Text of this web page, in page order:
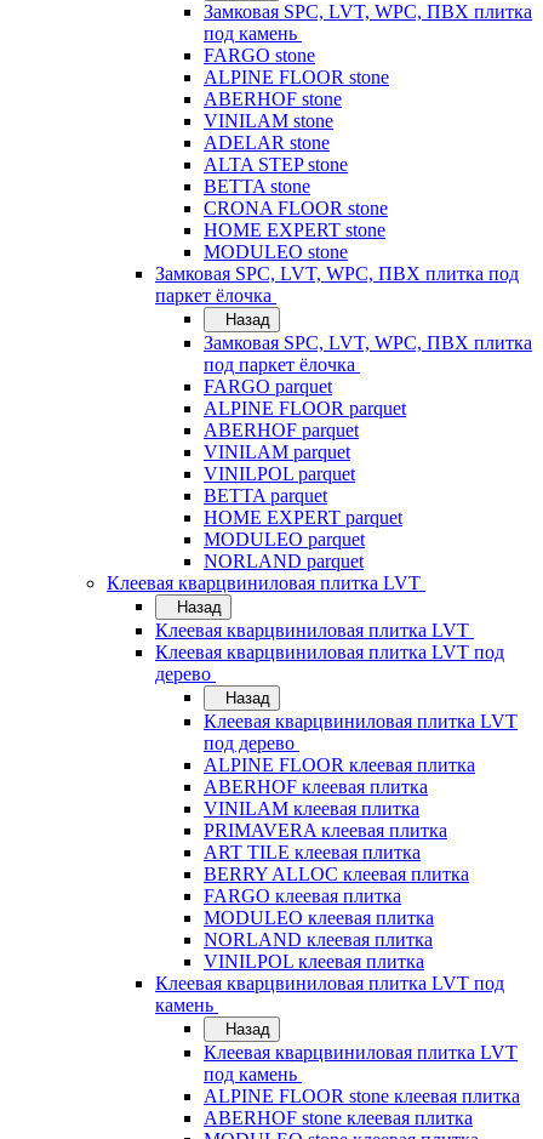
Замковая SPC, LVT, WPC, ПВХ плитка
под камень
FARGO stone
ALPINE FLOOR stone
ABERHOF stone
VINILAM stone
ADELAR stone
ALTA STEP stone
BETTA stone
CRONA FLOOR stone
HOME EXPERT stone
MODULEO stone
Замковая SPC, LVT, WPC, ПВХ плитка под
паркет ёлочка
Назад
Замковая SPC, LVT, WPC, ПВХ плитка
под паркет ёлочка
FARGO parquet
ALPINE FLOOR parquet
ABERHOF parquet
VINILAM parquet
VINILPOL parquet
BETTA parquet
HOME EXPERT parquet
MODULEO parquet
NORLAND parquet
Клеевая кварцвиниловая плитка LVT
Назад
Клеевая кварцвиниловая плитка LVT
Клеевая кварцвиниловая плитка LVT под
дерево
Назад
Клеевая кварцвиниловая плитка LVT
под дерево
ALPINE FLOOR клеевая плитка
ABERHOF клеевая плитка
VINILAM клеевая плитка
PRIMAVERA клеевая плитка
ART TILE клеевая плитка
BERRY ALLOC клеевая плитка
FARGO клеевая плитка
MODULEO клеевая плитка
NORLAND клеевая плитка
VINILPOL клеевая плитка
Клеевая кварцвиниловая плитка LVT под
камень
Назад
Клеевая кварцвиниловая плитка LVT
под камень
ALPINE FLOOR stone клеевая плитка
ABERHOF stone клеевая плитка